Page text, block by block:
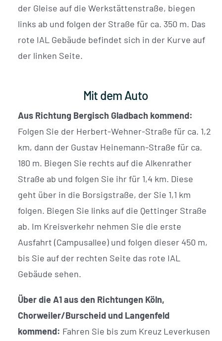
der Gleise auf die Werkstättenstraße, biegen
links ab und folgen der Straße für ca. 350 m. Das
rote IAL Gebäude befindet sich in der Kurve auf
der linken Seite.
Mit dem Auto
Aus Richtung Bergisch Gladbach kommend:
Folgen Sie der Herbert-Wehner-Straße für ca. 1,2
km, dann der Gustav Heinemann-Straße für ca.
180 m. Biegen Sie rechts auf die Alkenrather
Straße ab und folgen Sie ihr für 1,4 km. Diese
geht über in die Borsigstraße, der Sie 1,1 km
folgen. Biegen Sie links auf die Qettinger Straße
ab. Im Kreisverkehr nehmen Sie die erste
Ausfahrt (Campusallee) und folgen dieser 450 m,
bis Sie auf der rechten Seite das rote IAL
Gebäude sehen.
Über die A1 aus den Richtungen Köln,
Chorweiler/Burscheid und Langenfeld
kommend: Fahren Sie bis zum Kreuz Leverkusen